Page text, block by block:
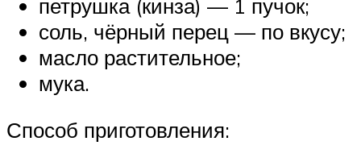
петрушка (кинза) — 1 пучок;
соль, чёрный перец — по вкусу;
масло растительное;
мука.
Способ приготовления: